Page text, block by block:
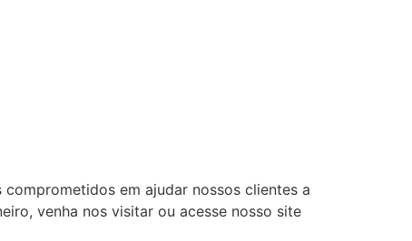
em ajudar nossos clientes a
venha nos visitar ou acesse nosso site